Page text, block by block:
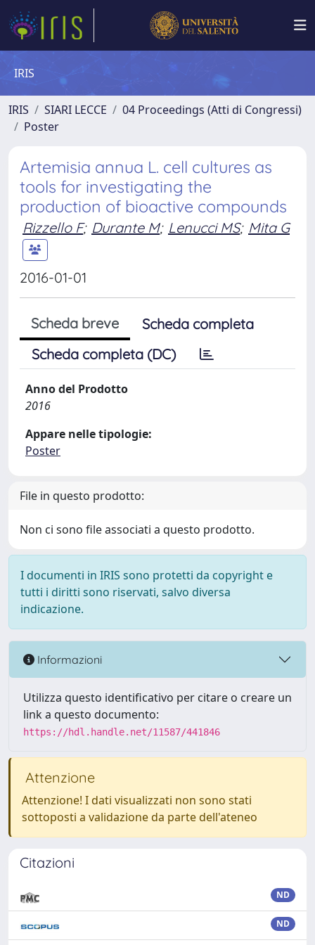
IRIS
IRIS SIARI LECCE
04 Proceedings (Atti di Congressi)
Poster
Artemisia annua L. cell cultures as
tools for investigating the
production of bioactive compounds
Rizzello F; Durante M; Lenucci MS; Mita G
2016-01-01
Scheda breve
Scheda completa
Scheda completa (DC)
Anno del Prodotto
2016
Appare nelle tipologie:
Poster
File in questo prodotto:
Non ci sono file associati a questo prodotto.
I documenti in IRIS sono protetti da copyright e
tutti i diritti sono riservati, salvo diversa
indicazione.
Informazioni
Utilizza questo identificativo per citare o creare un
link a questo documento:
https://hdl.handle.net/11587/441846
Attenzione
Attenzione! I dati visualizzati non sono stati
sottoposti a validazione da parte dell'ateneo
Citazioni
ND
ND